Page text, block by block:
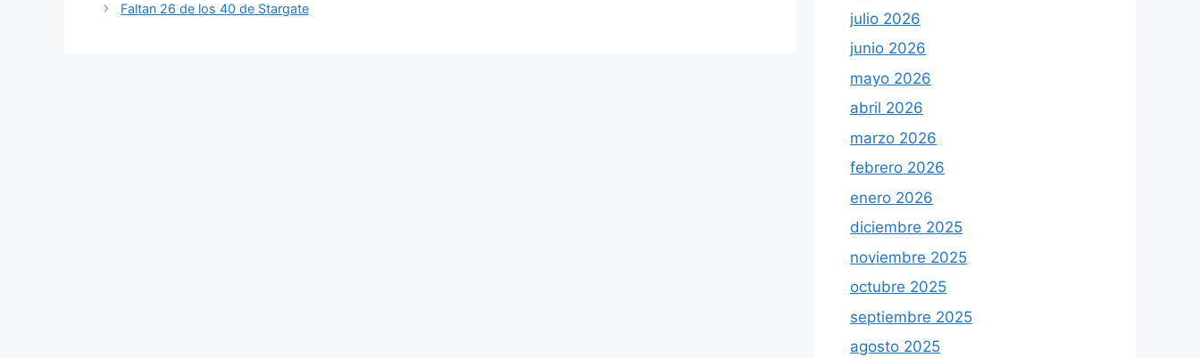
Faltan 26 de los 40 de Stargate
julio 2026
junio 2026
mayo 2026
abril 2026
marzo 2026
febrero 2026
enero 2026
diciembre 2025
noviembre 2025
octubre 2025
septiembre 2025
agosto 2025